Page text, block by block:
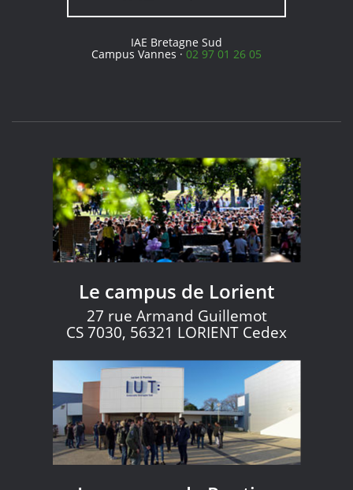
IAE Bretagne Sud
Campus Vannes ·02 97 01 26 05
Le campus de Lorient
27 rue Armand Guillemot
CS 7030, 56321 LORIENT Cedex